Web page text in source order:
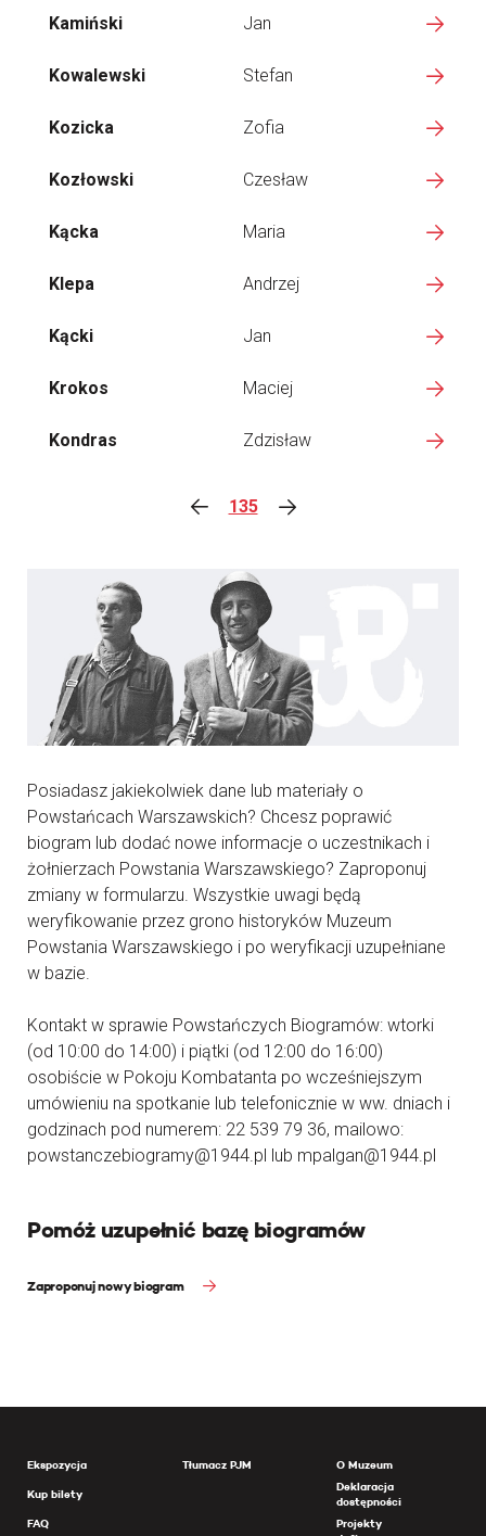
Kamiński Jan
Kowalewski Stefan
Kozicka Zofia
Kozłowski Czesław
Kącka Maria
Klepa Andrzej
Kącki Jan
Krokos Maciej
Kondras Zdzisław
135
Posiadasz jakiekolwiek dane lub materiały o
Powstańcach Warszawskich? Chcesz poprawić
biogram lub dodać nowe informacje o uczestnikach i
żołnierzach Powstania Warszawskiego? Zaproponuj
zmiany w formularzu. Wszystkie uwagi będą
weryfikowanie przez grono historyków Muzeum
Powstania Warszawskiego i po weryfikacji uzupełniane
w bazie.
Kontakt w sprawie Powstańczych Biogramów: wtorki
(od 10:00 do 14:00) i piątki (od 12:00 do 16:00)
osobiście w Pokoju Kombatanta po wcześniejszym
umówieniu na spotkanie lub telefonicznie w ww. dniach i
godzinach pod numerem: 22 539 79 36, mailowo:
powstanczebiogramy@1944.pl lub mpalgan@1944.pl
Pomóż uzupełnić bazę biogramów
Zaproponuj nowy biogram
Ekspozycja
Kup bilety
FAQ
Tłumacz PJM
O Muzeum
Deklaracja
dostępności
Projekty